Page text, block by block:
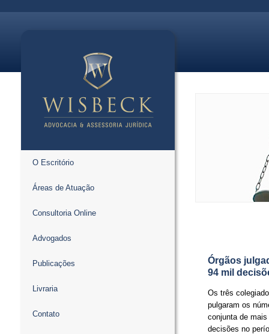
O Escritório
Áreas de Atuação
Consultoria Online
Advogados
Publicações
Livraria
Contato
Órgãos
94 mil
Os três
pulgaram os
conjunta de
decisões no